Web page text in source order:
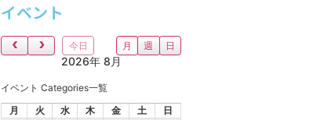
イベント
今日 月 週 日
2026年 8月
イベント Categories一覧
月
火 水 木 金 土
日